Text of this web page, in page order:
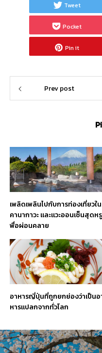
Tweet
Pocket
Pin it
Prev post
เพลิดเพลินไปกับการท่องเที่ยวใน
คานากาวะ และแวะออนเซ็นสุดหรู
พื่อผ่อนคลาย
อาหารญี่ปุ่นที่ถูกยกย่องว่าเป็นอ
หารแปลกจากทั่วโลก